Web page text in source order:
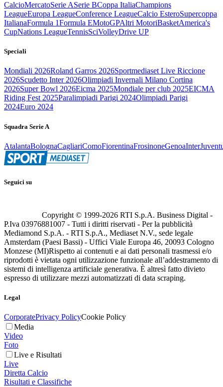
CalcioMercatoSerie ASerie BCoppa ItaliaChampions
LeagueEuropa LeagueConference LeagueCalcio EsteroSupercoppa
ItalianaFormula 1Formula EMotoGPAltri MotoriBasketAmerica's
CupNations LeagueTennisSciVolleyDrive UP
Speciali
Mondiali 2026Roland Garros 2026Sportmediaset Live Riccione
2026Scudetto Inter 2026Olimpiadi Invernali Milano Cortina
2026Super Bowl 2026Eicma 2025Mondiale per club 2025EICMA
Riding Fest 2025Paralimpiadi Parigi 2024Olimpiadi Parigi
2024Euro 2024
Squadra Serie A
AtalantaBolognaCagliariComoFiorentinaFrosinoneGenoaInter
Seguici su
Copyright © 1999-2026 RTI S.p.A. Business Digital -
P.Iva 03976881007 - Tutti i diritti riservati - Per la pubblicità
Mediamond S.p.A. - RTI S.p.A., Mediaset N.V., sede legale
Amsterdam (Paesi Bassi) - Uffici Viale Europa 46, 20093 Cologno
Monzese (MI)Rispetto ai contenuti e ai dati personali trasmessi e/o
riprodotti è vietata ogni utilizzazione funzionale all’addestramento di
sistemi di intelligenza artificiale generativa. È altresì fatto divieto
espresso di utilizzare mezzi automatizzati di data scraping.
Legal
CorporatePrivacy PolicyCookie Policy
Media
Video
Foto
Live e Risultati
Live
Diretta Calcio
Risultati e Classifiche